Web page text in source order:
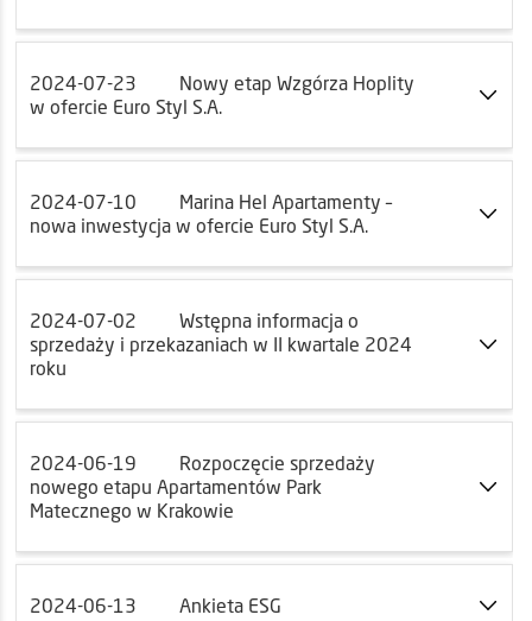
2024-07-23
Nowy etap Wzgórza Hoplity
w ofercie Euro Styl S.A.
2024-07-10
Marina Hel Apartamenty –
nowa inwestycja w ofercie Euro Styl S.A.
2024-07-02
Wstępna informacja o
sprzedaży i przekazaniach w II kwartale 2024
roku
2024-06-19
Rozpoczęcie sprzedaży
nowego etapu Apartamentów Park
Matecznego w Krakowie
2024-06-13 Ankieta ESG